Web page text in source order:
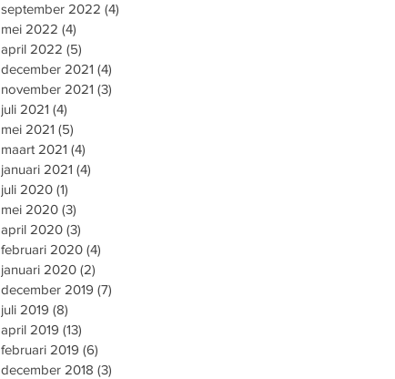
september 2022 (4)
mei 2022 (4)
april 2022 (5)
december 2021 (4)
november 2021 (3)
juli 2021 (4)
mei 2021 (5)
maart 2021 (4)
januari 2021 (4)
juli 2020 (1)
mei 2020 (3)
april 2020 (3)
februari 2020 (4)
januari 2020 (2)
december 2019 (7)
juli 2019 (8)
april 2019 (13)
februari 2019 (6)
december 2018 (3)